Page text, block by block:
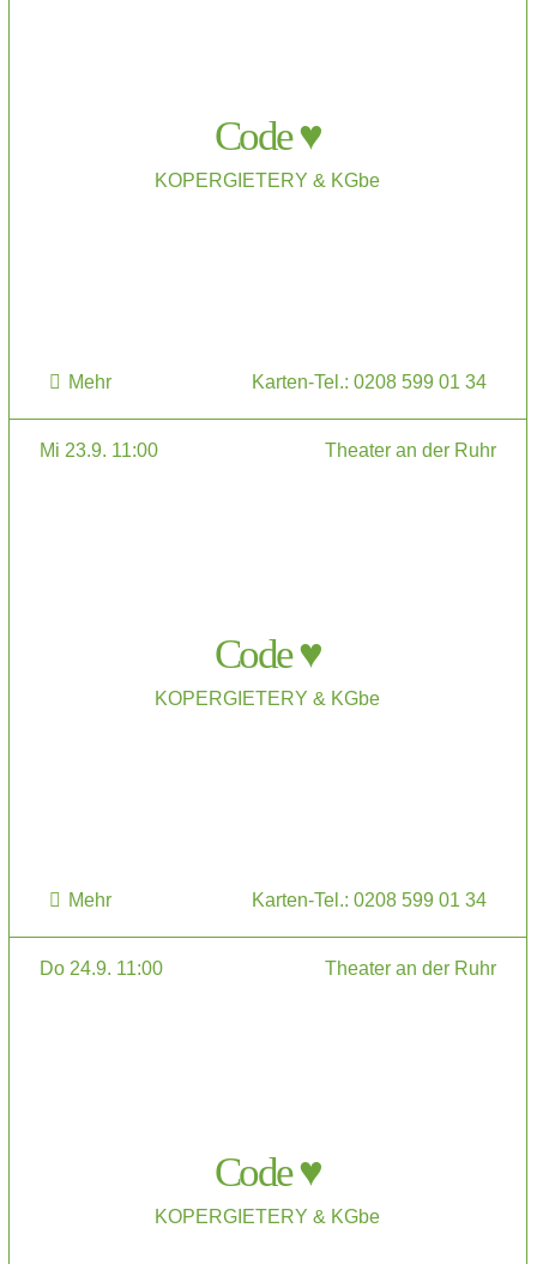
Code ♥
KOPERGIETERY & KGbe
Mehr Karten-Tel.: 0208 599 01 34
Mi 23.9. 11:00 Theater an der Ruhr
Code ♥
KOPERGIETERY & KGbe
Mehr Karten-Tel.: 0208 599 01 34
Do 24.9. 11:00 Theater an der Ruhr
Code ♥
KOPERGIETERY & KGbe